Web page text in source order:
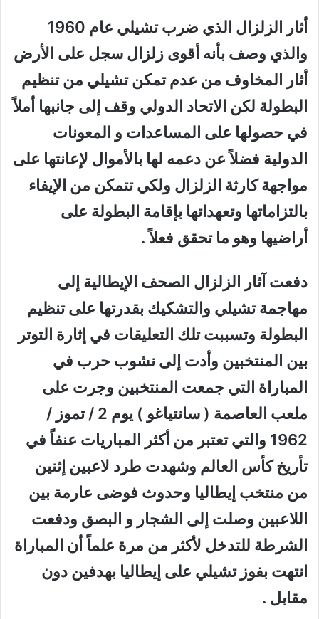
أثار الزلزال الذي ضرب تشيلي عام 1960
والذي وصف بأنه أقوى زلزال سجل على الأرض
أثار المخاوف من عدم تمكن تشيلي من تنظيم
البطولة لكن الاتحاد الدولي وقف إلى جانبها أملاً
في حصولها على المساعدات و المعونات
الدولية فضلاً عن دعمه لها بالأموال لإعانتها على
مواجهة كارثة الزلزال ولكي تتمكن من الإيفاء
بالتزاماتها وتعهداتها بإقامة البطولة على
أراضيها وهو ما تحقق فعلاً .
دفعت آثار الزلزال الصحف الإيطالية إلى
مهاجمة تشيلي والتشكيك بقدرتها على تنظيم
البطولة وتسببت تلك التعليقات في إثارة التوتر
بين المنتخبين وأدت إلى نشوب حرب في
المباراة التي جمعت المنتخبين وجرت على
ملعب العاصمة ( سانتياغو ) يوم 2 / تموز /
1962 والتي تعتبر من أكثر المباريات عنفاً في
تأريخ كأس العالم وشهدت طرد لاعبين إثنين
من منتخب إيطاليا وحدوث فوضى عارمة بين
اللاعبين وصلت إلى الشجار و البصق ودفعت
الشرطة للتدخل لأكثر من مرة علماً أن المباراة
انتهت بفوز تشيلي على إيطاليا بهدفين دون
مقابل .